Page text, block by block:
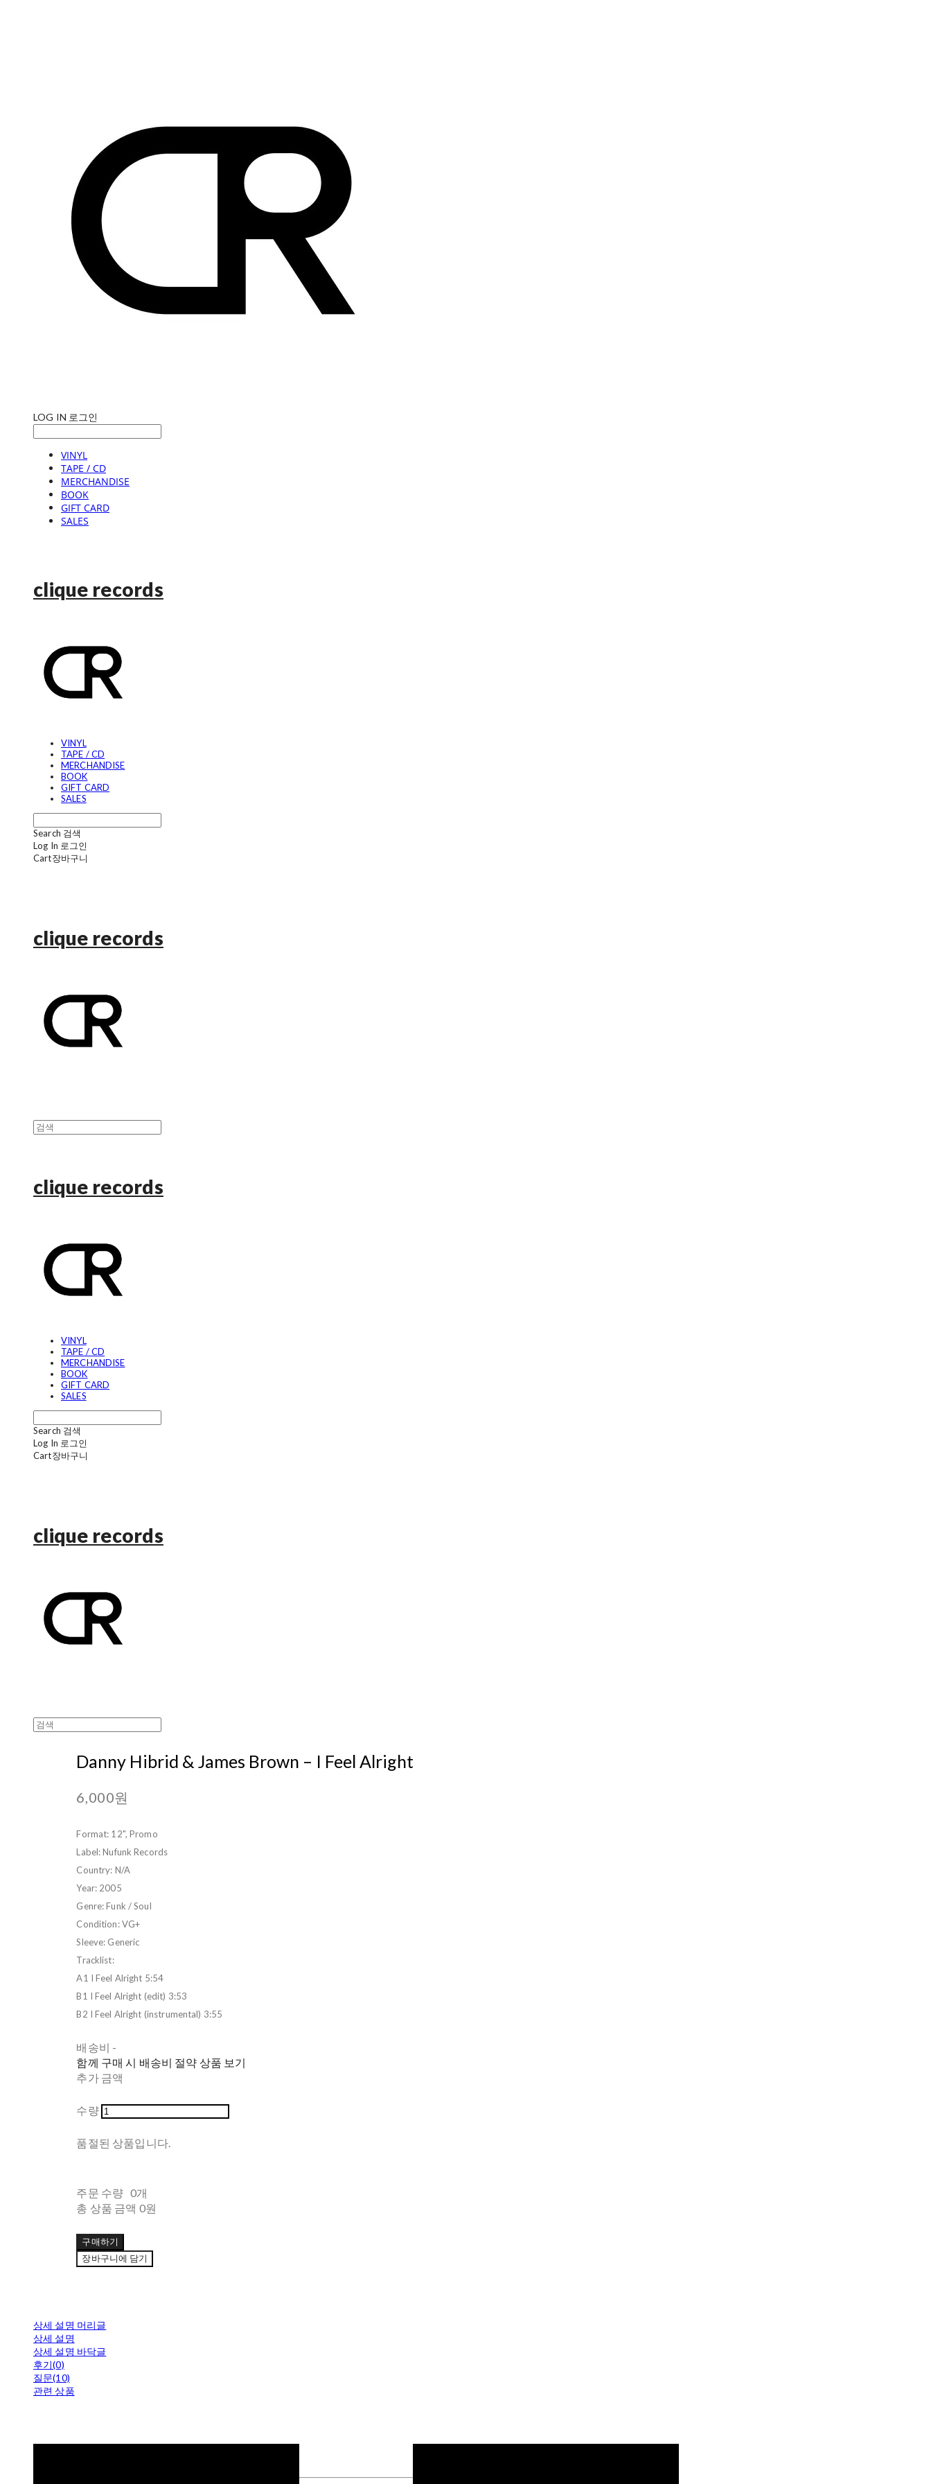
LOG IN 로그인
VINYL
TAPE / CD
MERCHANDISE
BOOK
GIFT CARD
SALES
clique records
VINYL
TAPE / CD
MERCHANDISE
BOOK
GIFT CARD
SALES
Search 검색
Log In 로그인
Cart장바구니
clique records
clique records
VINYL
TAPE / CD
MERCHANDISE
BOOK
GIFT CARD
SALES
Search 검색
Log In 로그인
Cart장바구니
clique records
Danny Hibrid & James Brown – I Feel Alright
6,000원
Format: 12", Promo
Label: Nufunk Records
Country: N/A
Year: 2005
Genre: Funk / Soul
Condition: VG+
Sleeve: Generic
Tracklist:
A1 I Feel Alright 5:54
B1 I Feel Alright (edit) 3:53
B2 I Feel Alright (instrumental) 3:55
배송비 -
함께 구매 시 배송비 절약 상품 보기
추가 금액
수량
품절된 상품입니다.
주문 수량 0개
총 상품 금액 0원
구매하기
장바구니에 담기
상세 설명 머리글
상세 설명
상세 설명 바닥글
후기(0)
질문(10)
관련 상품